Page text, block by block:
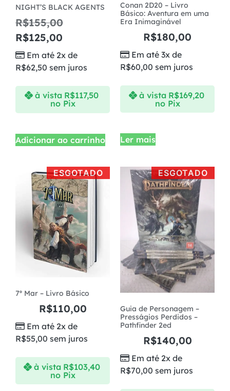
NIGHT’S BLACK AGENTS
R$155,00
R$125,00
Em até 2x de
R$62,50 sem juros
à vista R$117,50
no Pix
Adicionar ao carrinho
Conan 2D20 – Livro
Básico: Aventura em uma
Era Inimaginável
R$180,00
Em até 3x de
R$60,00 sem juros
à vista R$169,20
no Pix
Ler mais
ESGOTADO
7º Mar – Livro Básico
R$110,00
Em até 2x de
R$55,00 sem juros
à vista R$103,40
no Pix
ESGOTADO
Guia de Personagem –
Presságios Perdidos –
Pathfinder 2ed
R$140,00
Em até 2x de
R$70,00 sem juros